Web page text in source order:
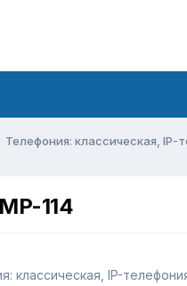
Телефония: классическая, IP-
114
классическая, IP-